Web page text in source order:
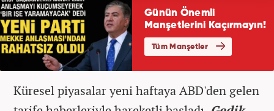
Küresel piyasalar yeni haftaya ABD'den gelen